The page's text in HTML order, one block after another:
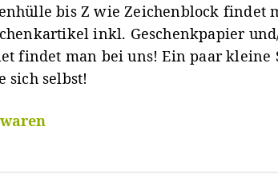
bis Z wie Zeichenblock findet
inkl. Geschenkpapier
findet man bei uns! Ein paar kleine
sich selbst!